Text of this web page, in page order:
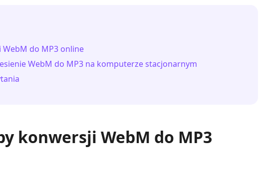
WebM do MP3 online
WebM do MP3 na komputerze stacjonarnym
konwersji WebM do MP3